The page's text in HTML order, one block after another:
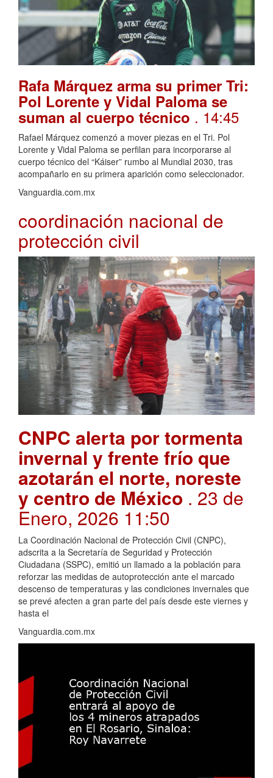
Rafa Márquez arma su primer Tri:
Pol Lorente y Vidal Paloma se
suman al cuerpo técnico . 14:45
Rafael Márquez comenzó a mover piezas en el Tri. Pol
Lorente y Vidal Paloma se perfilan para incorporarse al
cuerpo técnico del “Káiser” rumbo al Mundial 2030, tras
acompañarlo en su primera aparición como seleccionador.
Vanguardia.com.mx
coordinación nacional de
protección civil
CNPC alerta por tormenta
invernal y frente frío que
azotarán el norte, noreste
y centro de México . 23 de
Enero, 2026 11:50
La Coordinación Nacional de Protección Civil (CNPC),
adscrita a la Secretaría de Seguridad y Protección
Ciudadana (SSPC), emitió un llamado a la población para
reforzar las medidas de autoprotección ante el marcado
descenso de temperaturas y las condiciones invernales que
se prevé afecten a gran parte del país desde este viernes y
hasta el
Vanguardia.com.mx